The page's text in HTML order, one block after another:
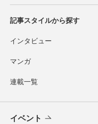
記事スタイルから探す
インタビュー
マンガ
連載一覧
イベント